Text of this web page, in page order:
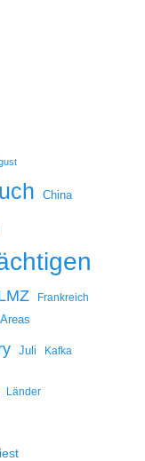
China
Frankreich
Juli Kafka
Länder